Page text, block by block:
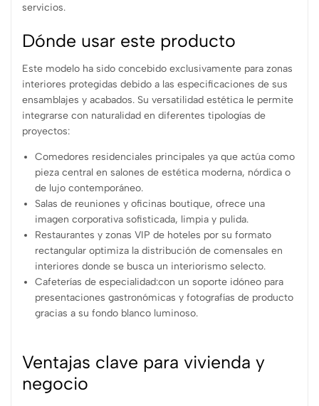
servicios.
Dónde usar este producto
Este modelo ha sido concebido exclusivamente para zonas
interiores protegidas debido a las especificaciones de sus
ensamblajes y acabados. Su versatilidad estética le permite
integrarse con naturalidad en diferentes tipologías de
proyectos:
Comedores residenciales principales ya que actúa como
pieza central en salones de estética moderna, nórdica o
de lujo contemporáneo.
Salas de reuniones y oficinas boutique, ofrece una
imagen corporativa sofisticada, limpia y pulida.
Restaurantes y zonas VIP de hoteles por su formato
rectangular optimiza la distribución de comensales en
interiores donde se busca un interiorismo selecto.
Cafeterías de especialidad:con un soporte idóneo para
presentaciones gastronómicas y fotografías de producto
gracias a su fondo blanco luminoso.
Ventajas clave para vivienda y
negocio